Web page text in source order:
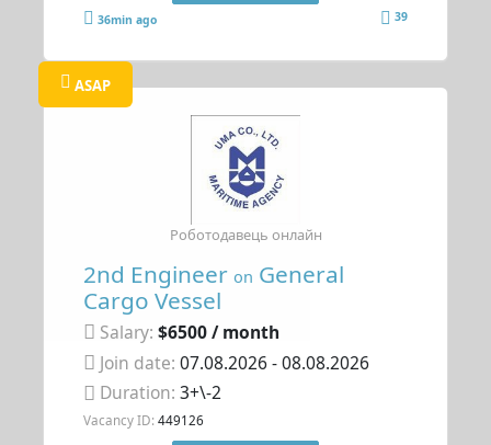
36min ago 39
ASAP
2nd Engineeron General
Cargo Vessel
Salary: $6500 / month
Join date: 07.08.2026- 08.08.2026
Duration:3+\-2
Vacancy ID: 449126
Роботодавець онлайн